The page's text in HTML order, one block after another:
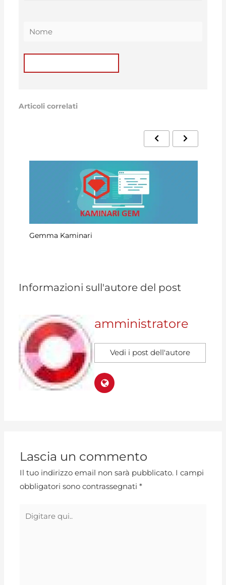
Articoli correlati
Gemma Kaminari
Informazioni sull'autore del post
amministratore
Vedi i post dell'autore
Lascia un commento
Il tuo indirizzo email non sarà pubblicato. I campi
obbligatori sono contrassegnati*